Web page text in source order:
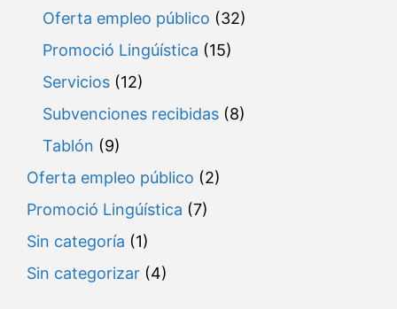
Oferta empleo público (32)
Promoció Lingúística (15)
Servicios (12)
Subvenciones recibidas (8)
Tablón (9)
Oferta empleo público (2)
Promoció Lingúística (7)
Sin categoría (1)
Sin categorizar (4)